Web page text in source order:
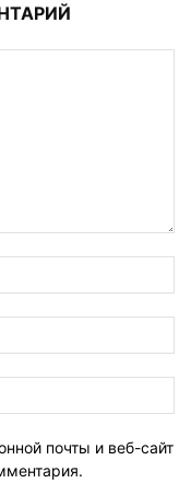
почты и веб-сайт